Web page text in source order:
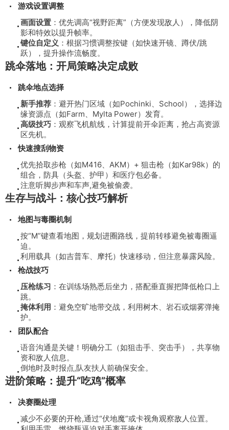
游戏设置调整
画面设置 ：优先调高“视野距离”（方便发现敌人），降低阴
影和特效以提升帧率。
键位自定义 ：根据习惯调整按键（如快速开镜、蹲伏/跳
跃），提升操作流畅度。
跳伞落地：开局策略决定成败
跳伞地点选择
新手推荐 ：避开热门区域（如Pochinki、School），选择边
缘资源点（如Farm、Mylta Power）发育。
高级技巧 ：观察飞机航线，计算提前开伞距离，抢占高资源
区先机。
快速搜刮物资
优先拾取步枪（如M416、AKM）+ 狙击枪（如Kar98k）的
组合，防具（头盔、护甲）和医疗包必备。
注意听脚步声和车声,避免被偷袭。
生存与战斗：核心技巧解析
地图与毒圈机制
按“M”键查看地图，规划进圈路线，提前转移避免被毒圈逼
迫。
利用载具（如吉普车、摩托）快速移动，但注意暴露风险。
枪战技巧
压枪练习 ：在训练场熟悉后坐力，搭配垂直握把降低枪口上
跳。
掩体利用 ：避免空旷地带交战，利用树木、岩石或烟雾弹掩
护。
团队配合
语音沟通是关键！明确分工（如狙击手、突击手），共享物
资和敌人信息。
倒地时及时报点,队友扶人前确保安全。
进阶策略：提升“吃鸡”概率
决赛圈处理
减少不必要的开枪,通过“伏地魔”或卡视角观察敌人位置。